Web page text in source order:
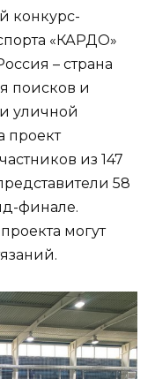
конкурс-
«КАРДО»
– страна
поисков и
уличной
проект
из 147
58
финале.
могут